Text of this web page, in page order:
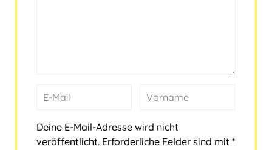
Deine E-Mail-Adresse wird nicht
veröffentlicht. Erforderliche Felder sind mit *